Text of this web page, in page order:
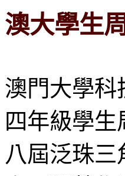
澳大學生
澳門大學科
四年級學生
八屆泛珠三